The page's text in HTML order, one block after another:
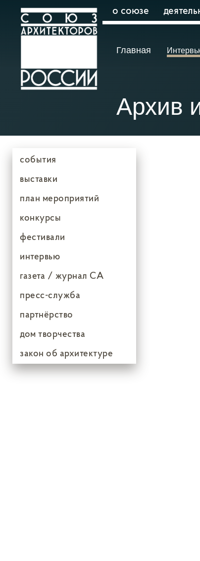
о союзе
Главная
Архив
события
выставки
план мероприятий
конкурсы
фестивали
интервью
газета / журнал СА
пресс-служба
партнёрство
дом творчества
закон об архитектуре